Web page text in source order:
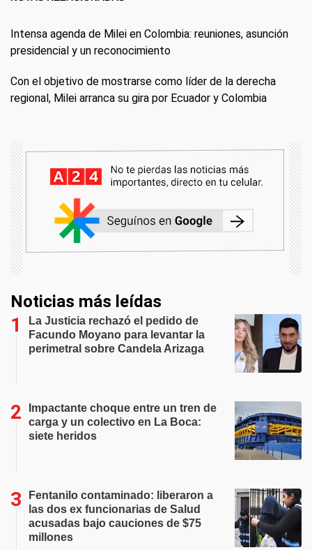
Intensa agenda de Milei en Colombia: reuniones, asunción
presidencial y un reconocimiento
Con el objetivo de mostrarse como líder de la derecha
regional, Milei arranca su gira por Ecuador y Colombia
Noticias más leídas
La Justicia rechazó el pedido de
Facundo Moyano para levantar la
perimetral sobre Candela Arizaga
Impactante choque entre un tren de
carga y un colectivo en La Boca:
siete heridos
Fentanilo contaminado: liberaron a
las dos ex funcionarias de Salud
acusadas bajo cauciones de $75
millones